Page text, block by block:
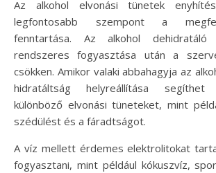
Az alkohol elvonási tünetek
legfontosabb szempont a
fenntartása. Az alkohol
rendszeres fogyasztása után a
csökken. Amikor valaki abbahagyja az
hidratáltság helyreállítása
különböző elvonási tüneteket, mint
szédülést és a fáradtságot.
A víz mellett érdemes elektrolitokat
fogyasztani, mint például kókuszvíz,